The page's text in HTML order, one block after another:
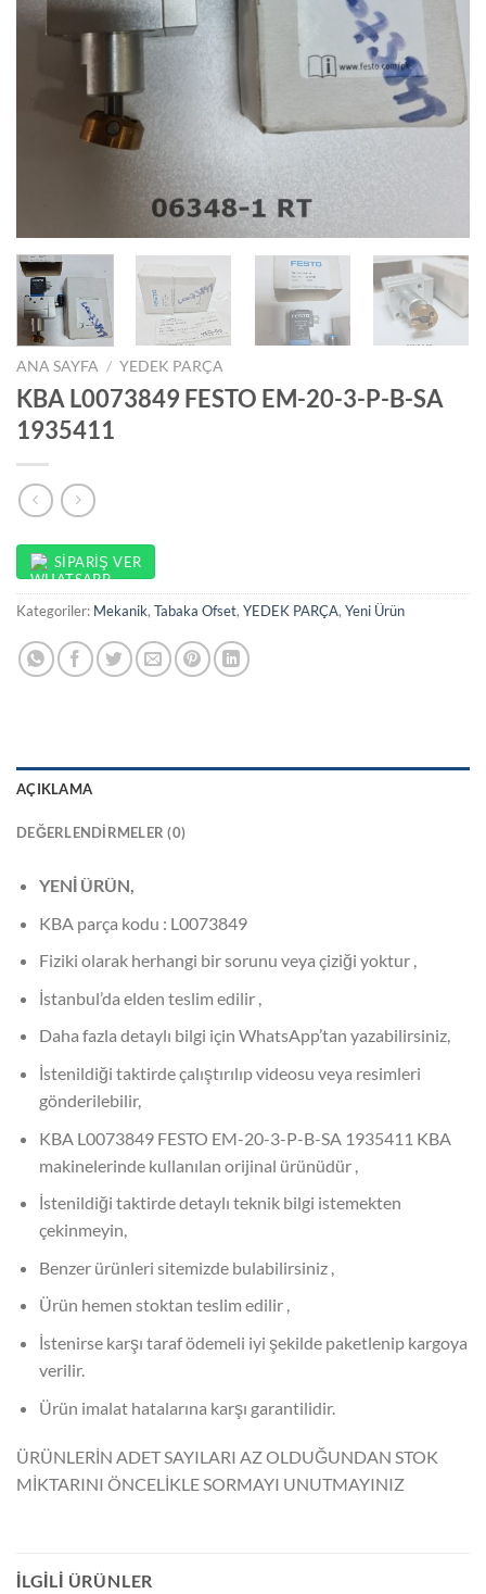
ANA SAYFA / YEDEK PARÇA
KBA L0073849 FESTO EM-20-3-P-B-SA
1935411
SIPARIŞ VER
Kategoriler: Mekanik, Tabaka Ofset, YEDEK PARÇA, Yeni Ürün
AÇIKLAMA
DEĞERLENDIRMELER (0)
YENİ ÜRÜN,
KBA parça kodu : L0073849
Fiziki olarak herhangi bir sorunu veya çiziği yoktur ,
İstanbul’da elden teslim edilir ,
Daha fazla detaylı bilgi için WhatsApp’tan yazabilirsiniz,
İstenildiği taktirde çalıştırılıp videosu veya resimleri
gönderilebilir,
KBA L0073849 FESTO EM-20-3-P-B-SA 1935411 KBA
makinelerinde kullanılan orijinal ürünüdür ,
İstenildiği taktirde detaylı teknik bilgi istemekten
çekinmeyin,
Benzer ürünleri sitemizde bulabilirsiniz ,
Ürün hemen stoktan teslim edilir ,
İstenirse karşı taraf ödemeli iyi şekilde paketlenip kargoya
verilir.
Ürün imalat hatalarına karşı garantilidir.
ÜRÜNLERİN ADET SAYILARI AZ OLDUĞUNDAN STOK
MİKTARINI ÖNCELİKLE SORMAYI UNUTMAYINIZ
İLGILI ÜRÜNLER